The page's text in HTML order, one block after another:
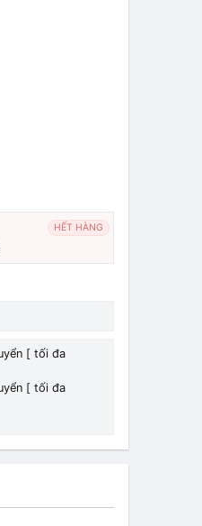
HẾT HÀNG
[ tối đa
[ tối đa